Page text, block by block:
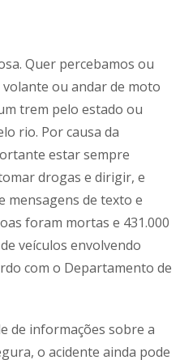
Quer percebamos ou
ou andar de moto
trem pelo estado ou
rio. Por causa da
estar sempre
drogas e dirigir, e
mensagens de texto e
foram mortas e 431.000
veículos envolvendo
com o Departamento de
de informações sobre a
o acidente ainda pode